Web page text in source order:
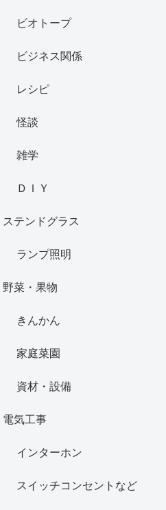
ビオトープ
ビジネス関係
レシピ
怪談
雑学
ＤＩＹ
ステンドグラス
ランプ照明
野菜・果物
きんかん
家庭菜園
資材・設備
電気工事
インターホン
スイッチコンセントなど